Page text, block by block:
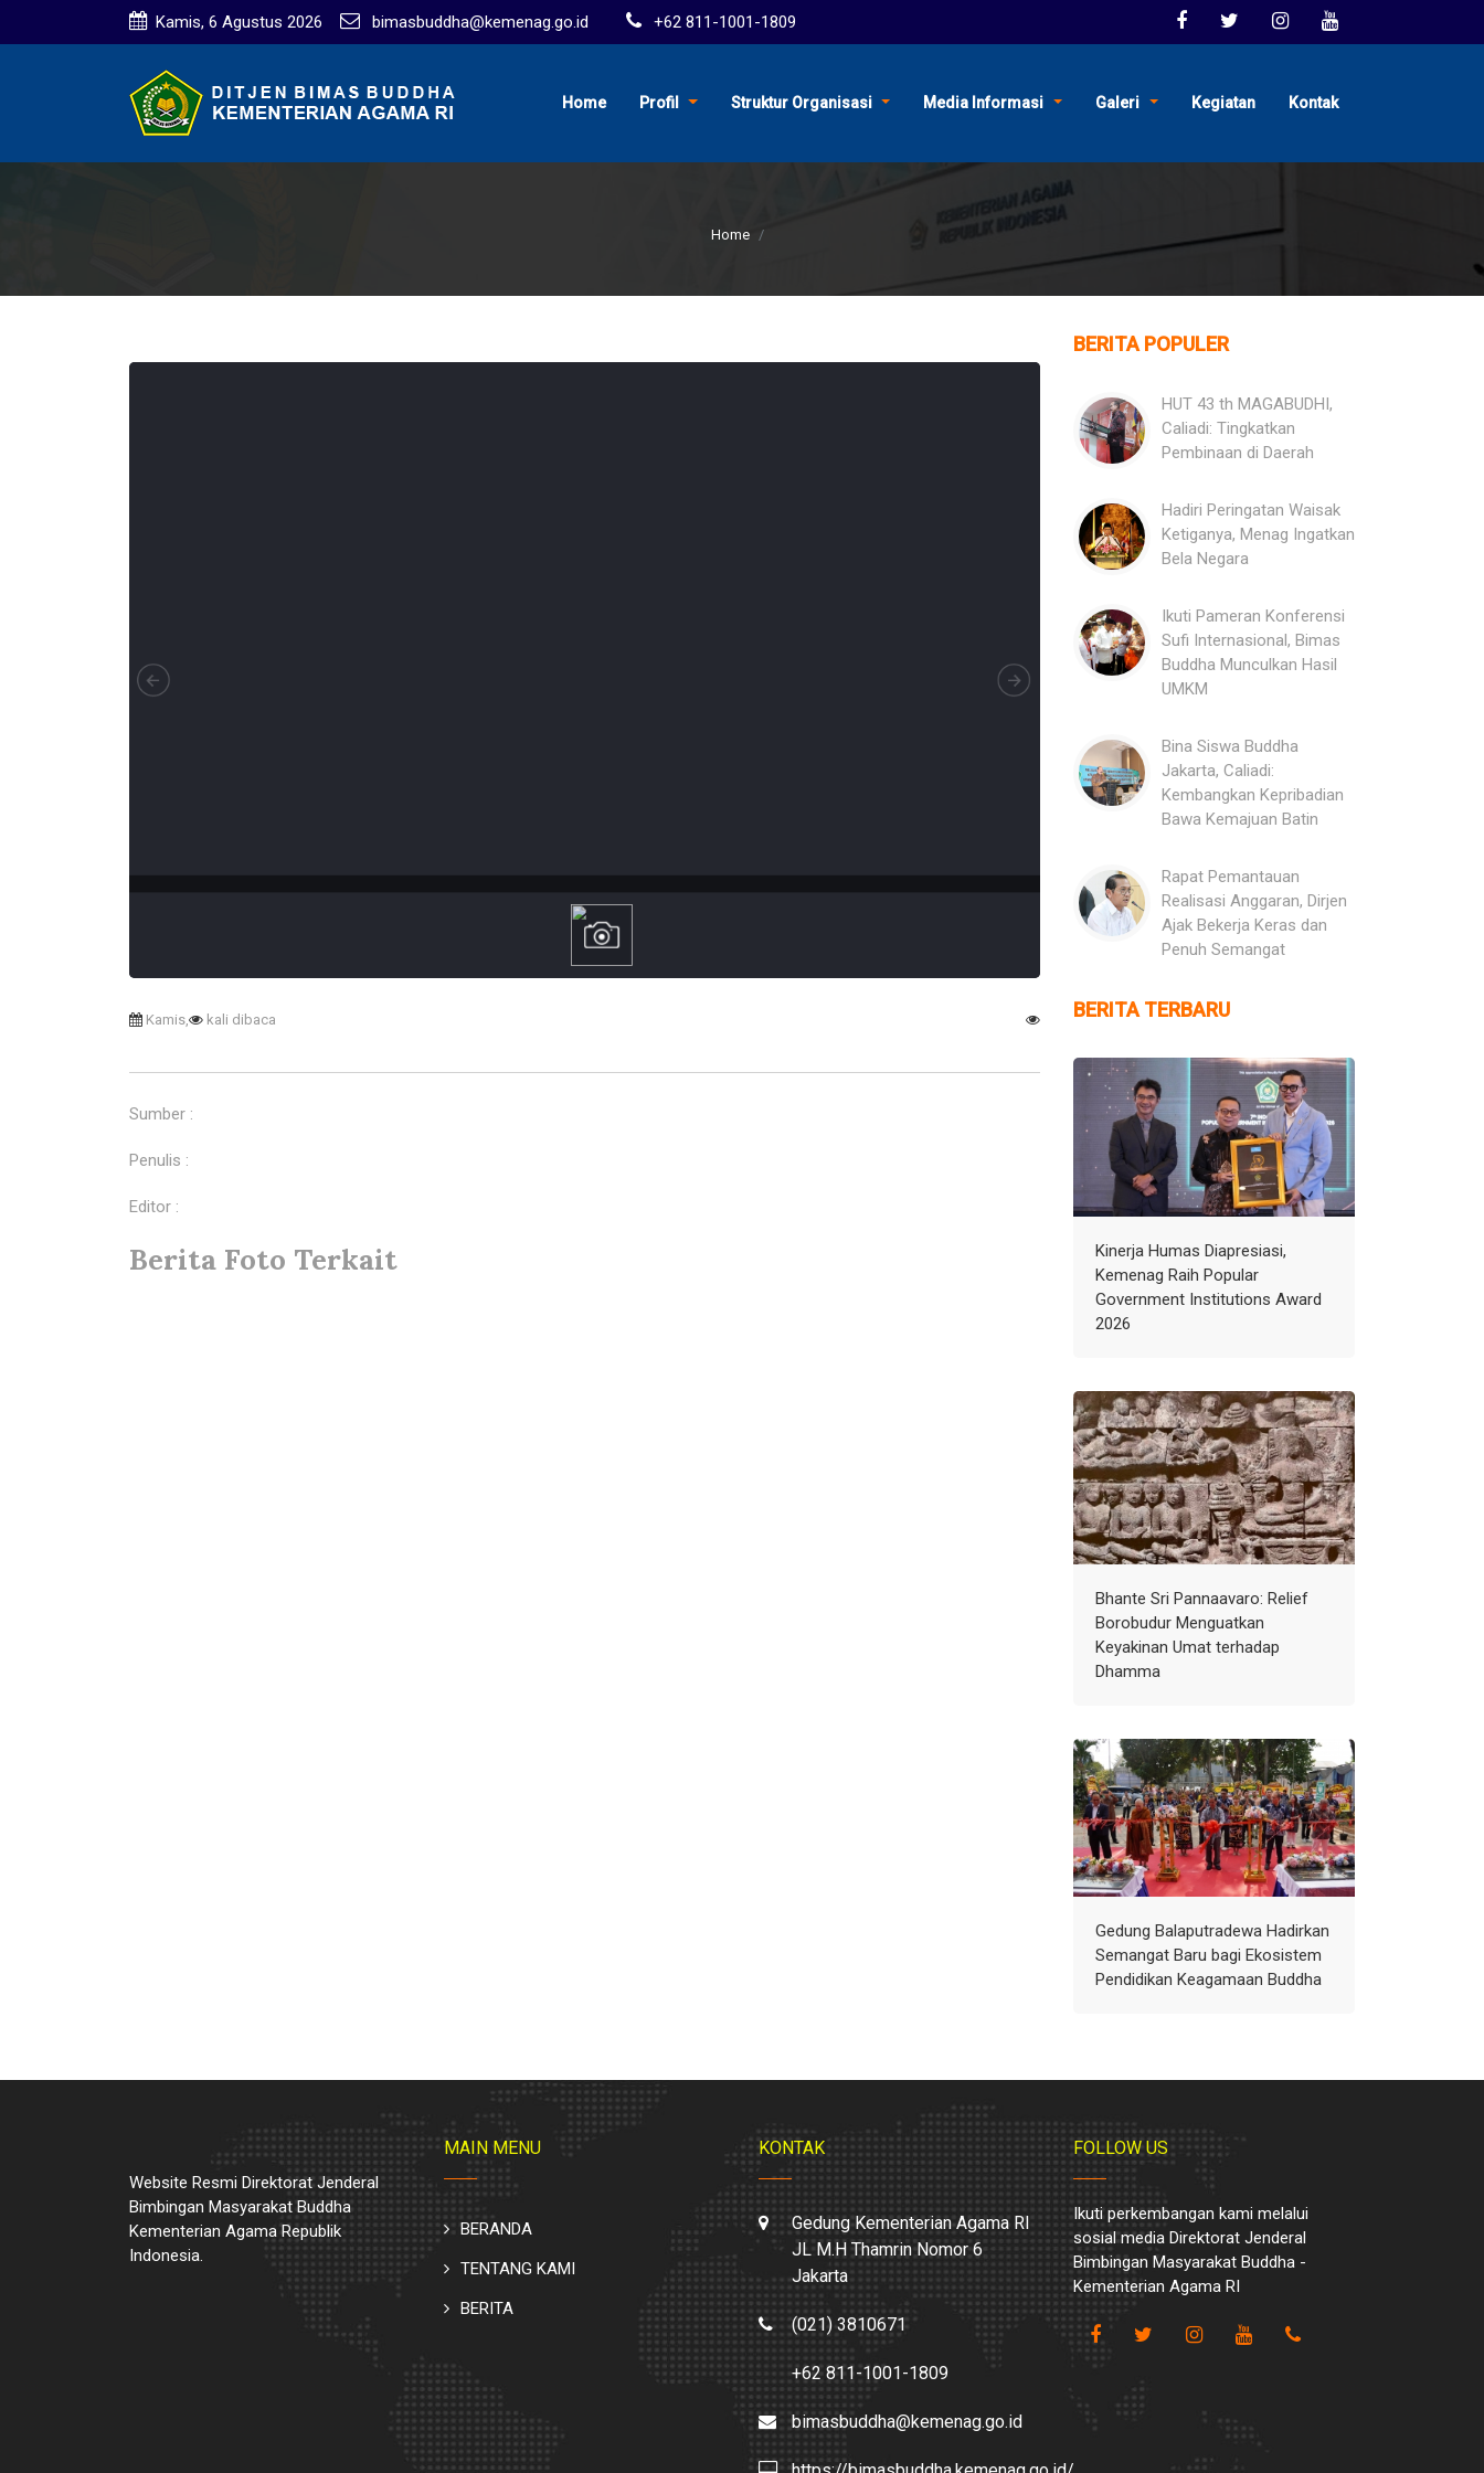
Kamis, 6 Agustus 2026 bimasbuddha@kemenag.go.id +62 811-1001-1809
Home Profil Struktur Organisasi Media Informasi Galeri Kegiatan Kontak
Home
Kamis, kali dibaca
Sumber :
Penulis :
Editor :
Berita Foto Terkait
BERITA POPULER
HUT 43 th MAGABUDHI,
Caliadi: Tingkatkan
Pembinaan di Daerah
Hadiri Peringatan Waisak
Ketiganya, Menag Ingatkan
Bela Negara
Ikuti Pameran Konferensi
Sufi Internasional, Bimas
Buddha Munculkan Hasil
UMKM
Bina Siswa Buddha
Jakarta, Caliadi:
Kembangkan Kepribadian
Bawa Kemajuan Batin
Rapat Pemantauan
Realisasi Anggaran, Dirjen
Ajak Bekerja Keras dan
Penuh Semangat
BERITA TERBARU
Kinerja Humas Diapresiasi,
Kemenag Raih Popular
Government Institutions Award
2026
Bhante Sri Pannaavaro: Relief
Borobudur Menguatkan
Keyakinan Umat terhadap
Dhamma
Gedung Balaputradewa Hadirkan
Semangat Baru bagi Ekosistem
Pendidikan Keagamaan Buddha
Website Resmi Direktorat Jenderal
Bimbingan Masyarakat Buddha
Kementerian Agama Republik
Indonesia.
MAIN MENU
BERANDA
TENTANG KAMI
BERITA
KONTAK
Gedung Kementerian Agama RI
JL M.H Thamrin Nomor 6
Jakarta
(021) 3810671
+62 811-1001-1809
bimasbuddha@kemenag.go.id
FOLLOW US
Ikuti perkembangan kami melalui
sosial media Direktorat Jenderal
Bimbingan Masyarakat Buddha -
Kementerian Agama RI